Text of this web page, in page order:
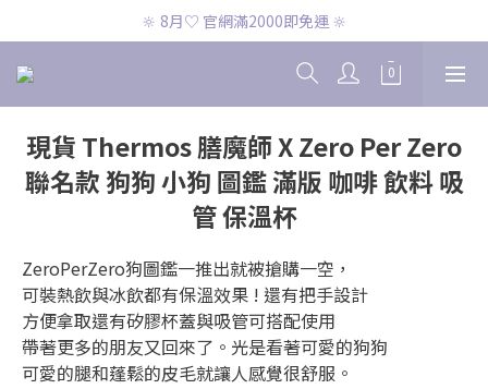
🔆 8月♡ CK兩件免運 🔆
🔆 8月♡ 官網滿2000即免運 🔆
🔆 8月♡ CK兩件免運 🔆
現貨 Thermos 膳魔師 X Zero Per Zero
聯名款 狗狗 小狗 圖鑑 滿版 咖啡 飲料 吸
管 保溫杯
ZeroPerZero狗圖鑑一推出就被搶購一空，
可裝熱飲與冰飲都有保溫效果 ! 還有把手設計
方便拿取還有矽膠杯蓋與吸管可搭配使用
帶著更多的朋友又回來了。光是看著可愛的狗狗
可愛的腿和蓬鬆的皮毛就讓人感覺很舒服。